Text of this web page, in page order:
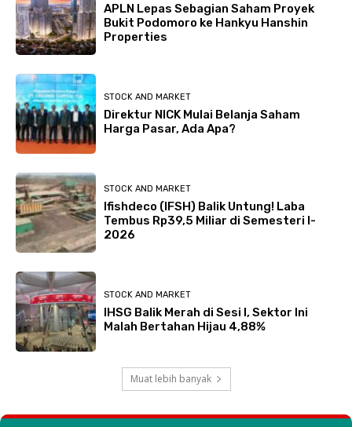
APLN Lepas Sebagian Saham Proyek
Bukit Podomoro ke Hankyu Hanshin
Properties
STOCK AND MARKET
Direktur NICK Mulai Belanja Saham
Harga Pasar, Ada Apa?
STOCK AND MARKET
Ifishdeco (IFSH) Balik Untung! Laba
Tembus Rp39,5 Miliar di Semesteri I-
2026
STOCK AND MARKET
IHSG Balik Merah di Sesi I, Sektor Ini
Malah Bertahan Hijau 4,88%
Muat lebih banyak